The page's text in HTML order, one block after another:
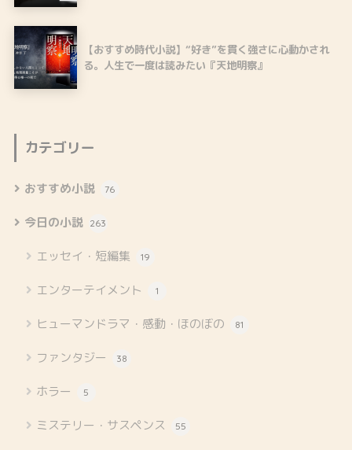
【おすすめ時代小説】“好き”を貫く強さに心動かされ
る。人生で一度は読みたい『天地明察』
カテゴリー
おすすめ小説 76
今日の小説 263
エッセイ・短編集 19
エンターテイメント 1
ヒューマンドラマ・感動・ほのぼの 81
ファンタジー 38
ホラー 5
ミステリー・サスペンス 55